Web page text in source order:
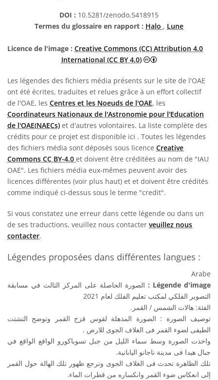
DOI : 10.5281/zenodo.5418915
Termes du glossaire en rapport : Halo , Lune
Licence de l'image : Creative Commons (CC) Attribution 4.0
International (CC BY 4.0)
Creative
Les légendes des fichiers média présents sur le site de l'OAE
ont été écrites, traduites et relues grâce à un effort collectif
de l'OAE, les Centres et les Noeuds de l'OAE, les
Coordinateurs Nationaux de l'Astronomie pour l'Education
de l'OAE(NAECs) et d'autres volontaires. La liste complète des
crédits pour ce projet est disponible ici . Toutes les légendes
des fichiers média sont déposés sous licence Creative
Commons CC BY-4.0 et doivent être créditées au nom de "IAU
OAE". Les fichiers média eux-mêmes peuvent avoir des
licences différentes (voir plus haut) et et doivent être crédités
comme indiqué ci-dessus sous le terme "credit".
Si vous constatez une erreur dans cette légende ou dans un
de ses traductions, veuillez nous contacter veuillez nous
contacter.
Légendes proposées dans différentes langues :
Arabe
Légende d'image :
الصورة الحاصلة على المركز الثالث في مسابقة
التصوير الفلكي لمكتب تعليم الفلك لعام 2021
الفئة: هالات الشمس / القمر.
توصيف الصورة : الصورة المذهلة لقوس قزح القمر وتوضح التشتت
الطيفى لضوء القمر فى الغلاف الجوى للارض .
واخذت الصورة وسط سماء الليل من جبل تسوباكورو الواقع الواقع في
جبال هيدا فى مدينة ناجانو اليابانية.
تلك الظاهرة تحدث فى الغلاف الجوى وترجع ظهور تلك الهالة حول القمر
إلى انعكاس ضوء القمر وانكساره من قطرات الماء.